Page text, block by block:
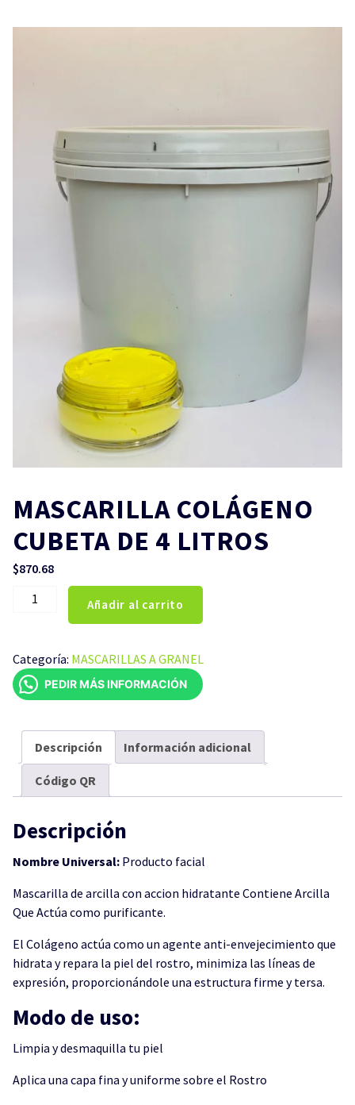
MASCARILLA COLÁGENO
CUBETA DE 4 LITROS
$870.68
MASCARILLA
DE
4
LITROS
Añadir al carrito
Categoría: MASCARILLAS A GRANEL
PEDIR MÁS INFORMACIÓN
Descripción Información adicional
Código QR
Descripción
Nombre Universal: Producto facial
Mascarilla de arcilla con accion hidratante Contiene Arcilla
Que Actúa como purificante.
El Colágeno actúa como un agente anti-envejecimiento que
hidrata y repara la piel del rostro, minimiza las líneas de
expresión, proporcionándole una estructura firme y tersa.
Modo de uso:
Limpia y desmaquilla tu piel
Aplica una capa fina y uniforme sobre el Rostro